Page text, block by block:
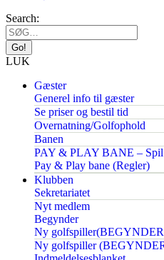
Search:
LUK
Gæster
Generel info til gæster
Se priser og bestil tid
Overnatning/Golfophold
Banen
PAY & PLAY BANE – Spil
Pay & Play bane (Regler)
Klubben
Sekretariatet
Nyt medlem
Begynder
Ny
Ny golfspiller